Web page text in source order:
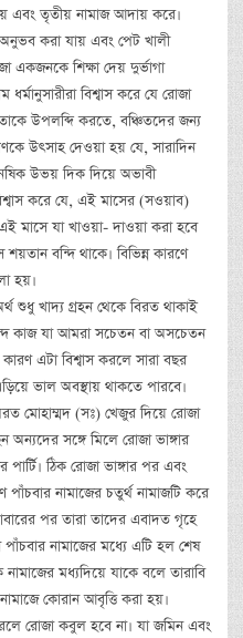
এবং তৃতীয় নামাজ আদায় করে।
করা যায় এবং পেট খালী
একজনকে শিক্ষা দেয় দুর্ভাগা
বিশ্বাস করে যে রোজা
উপলব্দি করতে, বঞ্চিতদের জন্য
উৎসাহ দেওয়া হয় যে, সারাদিন
উভয় দিক দিয়ে অভাবী
করে যে, এই মাসের (সওয়াব)
মাসে যা খাওয়া- দাওয়া করা হবে
বন্দি থাকে। বিভিন্ন কারণে
হয়।
শুধু খাদ্য গ্রহন থেকে বিরত থাকাই
কাজ যা আমরা সচেতন বা অসচেতন
এটা বিশ্বাস করলে সারা বছর
ভাল অবস্থায় থাকতে পারবে।
মোহাম্মদ (সঃ) খেজুর দিয়ে রোজা
সঙ্গে মিলে রোজা ভাঙ্গার
ঠিক রোজা ভাঙ্গার পর এবং
পাঁচবার নামাজের চতুর্থ নামাজটি করে
পর তারা তাদের এবাদত গৃহে
নামাজের মধ্যে এটি হল শেষ
মধ্যদিয়ে যাকে বলে তারাবি
কোরান আবৃত্তি করা হয়।
রোজা কবুল হবে না। যা জমিন এবং